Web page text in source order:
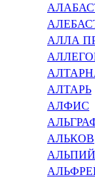
АЛЛА
АЛТАРЬ
АЛФИС
АЛЬКОВ